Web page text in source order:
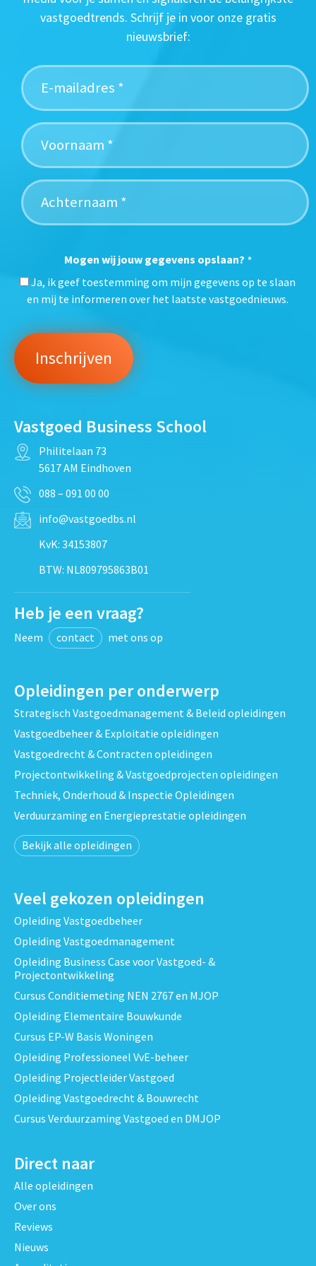
vastgoedtrends. Schrijf je in voor onze gratis
nieuwsbrief:
Mogen wij jouw gegevens opslaan? *
Ja, ik geef toestemming om mijn gegevens op te slaan
en mij te informeren over het laatste vastgoednieuws.
Vastgoed Business School
Philitelaan 73
5617 AM Eindhoven
088 – 091 00 00
info@vastgoedbs.nl
KvK: 34153807
BTW: NL809795863B01
Heb je een vraag?
Neem contact met ons op
Opleidingen per onderwerp
Strategisch Vastgoedmanagement & Beleid opleidingen
Vastgoedbeheer & Exploitatie opleidingen
Vastgoedrecht & Contracten opleidingen
Projectontwikkeling & Vastgoedprojecten opleidingen
Techniek, Onderhoud & Inspectie Opleidingen
Verduurzaming en Energieprestatie opleidingen
Bekijk alle opleidingen
Veel gekozen opleidingen
Opleiding Vastgoedbeheer
Opleiding Vastgoedmanagement
Opleiding Business Case voor Vastgoed- &
Projectontwikkeling
Cursus Conditiemeting NEN 2767 en MJOP
Opleiding Elementaire Bouwkunde
Cursus EP-W Basis Woningen
Opleiding Professioneel VvE-beheer
Opleiding Projectleider Vastgoed
Opleiding Vastgoedrecht & Bouwrecht
Cursus Verduurzaming Vastgoed en DMJOP
Direct naar
Alle opleidingen
Over ons
Reviews
Nieuws